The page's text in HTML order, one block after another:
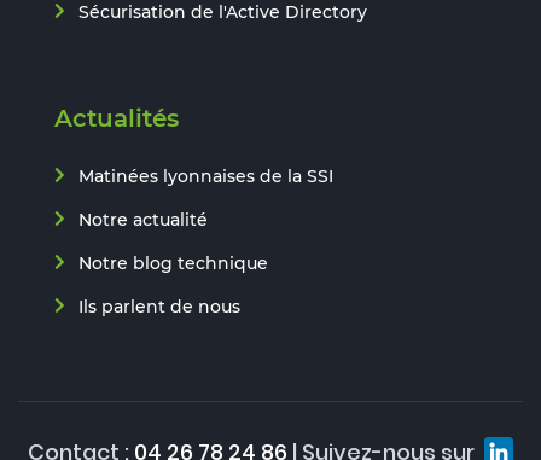
Sécurisation de l'Active Directory
Actualités
Matinées lyonnaises de la SSI
Notre actualité
Notre blog technique
Ils parlent de nous
Contact : 04 26 78 24 86 | Suivez-nous sur